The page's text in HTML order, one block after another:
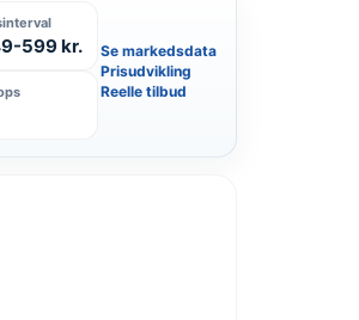
599 kr.
Se markedsdata
Prisudvikling
Reelle tilbud